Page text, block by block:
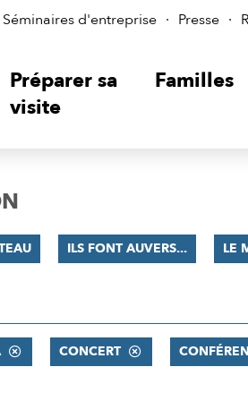
Séminaires d'entreprise Presse
Préparer sa
visite
Familles
ILS FONT AUVERS... LE
CONCERT